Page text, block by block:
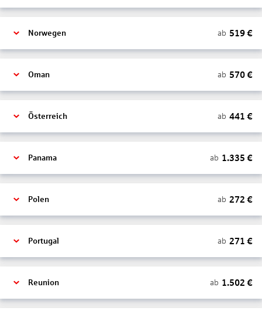
Norwegen ab 519€
Oman ab 570€
Österreich ab 441 €
Panama ab 1.335 €
Polen ab 272 €
Portugal ab 271 €
Reunion ab 1.502 €